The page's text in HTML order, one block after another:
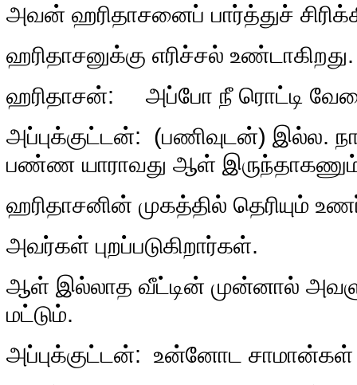
அவன் ஹரிதாசனைப் பார்த்துச்
ஹரிதாசனுக்கு எரிச்சல் உண்டாகிறது.
ஹரிதாசன்: அப்போ நீ ரொட்டி
அப்புக்குட்டன்: (பணிவுடன்) இல்ல.
பண்ண யாராவது ஆள்
ஹரிதாசனின் முகத்தில் தெரியும்
அவர்கள் புறப்படுகிறார்கள்.
ஆள் இல்லாத வீட்டின் முன்னால்
மட்டும்.
அப்புக்குட்டன்: உன்னோட சாமான்கள்